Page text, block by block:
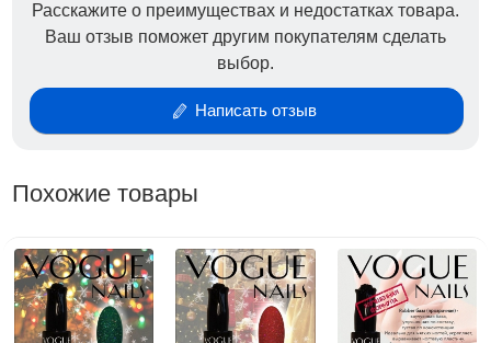
Расскажите о преимуществах и недостатках товара.
Ваш отзыв поможет другим покупателям сделать
выбор.
Написать отзыв
Похожие товары